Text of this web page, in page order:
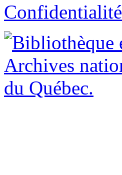
Confidentialité